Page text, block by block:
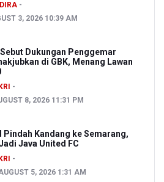
3, 2026 10:39 AM
Dukungan Penggemar
di GBK, Menang Lawan
8, 2026 11:31 PM
Pindah Kandang ke Semarang,
Java United FC
5, 2026 1:31 AM